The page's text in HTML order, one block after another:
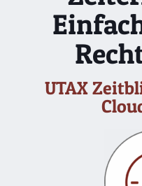
UTAX